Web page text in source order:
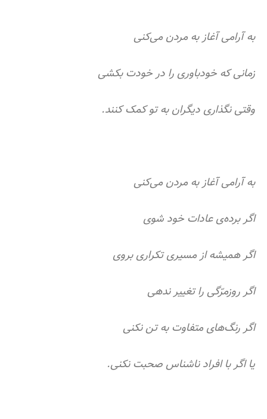
به آرامی آغاز به مردن می‌کنی
زمانی که خودباوری را در خودت بکشی
وقتی نگذاری دیگران به تو کمک کنند.
به آرامی آغاز به مردن می‌کنی
اگر برده‏‌ی عادات خود شوی
اگر همیشه از مسیری تکراری بروی
اگر روزمرّگی را تغییر ندهی
اگر رنگ‏‌های متفاوت به تن نکنی
یا اگر با افراد ناشناس صحبت نکنی.